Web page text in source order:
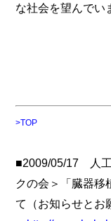
な社会を望んでい
>TOP
■2009/05/17 人
クの会＞「臓器移
て（お知らせとお